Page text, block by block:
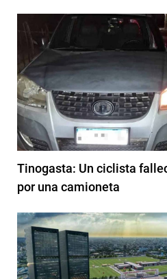
Tinogasta: Un ciclista
por una camioneta